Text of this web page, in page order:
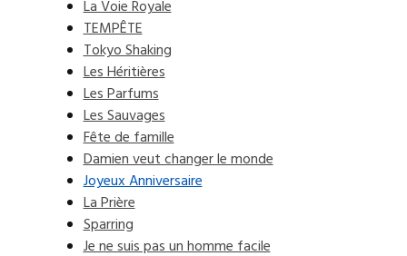
La Voie Royale
TEMPÊTE
Tokyo Shaking
Les Héritières
Les Parfums
Les Sauvages
Fête de famille
Damien veut changer le monde
Joyeux Anniversaire
La Prière
Sparring
Je ne suis pas un homme facile